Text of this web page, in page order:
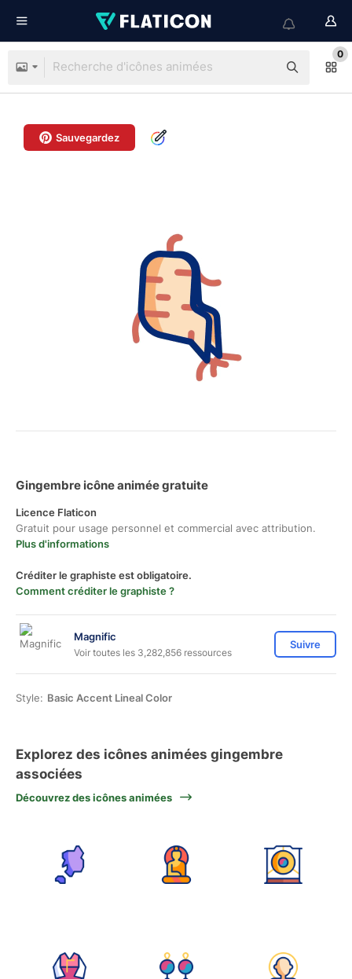
0
Sauvegardez
Gingembre icône animée gratuite
Licence Flaticon
Gratuit pour usage personnel et commercial avec attribution.
Plus d'informations
Créditer le graphiste est obligatoire.
Comment créditer le graphiste ?
Magnific
Voir toutes les 3,282,856 ressources
Suivre
Style: Basic Accent Lineal Color
Explorez des icônes animées gingembre
associées
Découvrez des icônes animées